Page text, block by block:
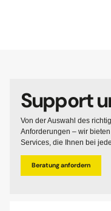
Support
Von der Auswahl des
Anforderungen – wir
Services, die Ihnen bei
Beratung anfordern